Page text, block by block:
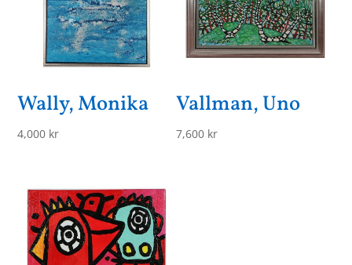
Wally, Monika
4,000 kr
Vallman, Uno
7,600 kr